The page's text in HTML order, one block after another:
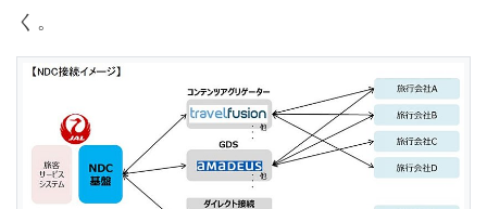
く。